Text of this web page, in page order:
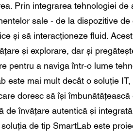
Prin integrarea tehnologiei
sale - de la dispozitive
și să interacționeze fluid.
și explorare, dar și
pentru a naviga într-o lume
este mai mult decât o soluție
doresc să își
de învățare autentică și
de tip SmartLab este